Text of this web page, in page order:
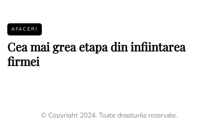
AFACERI
Cea mai grea etapa din infiintarea
firmei
© Copyright 2024. Toate drepturile rezervate.